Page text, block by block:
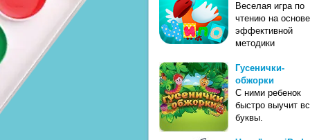
Веселая игра по
чтению на основе
эффективной
методики
Гусенички-
обжорки
С ними ребенок
быстро выучит
буквы.